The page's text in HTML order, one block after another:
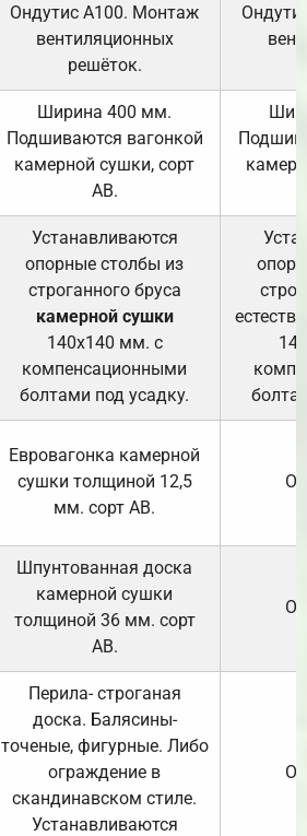
Ондутис А100. Монтаж
вентиляционных
решёток.
Ширина 400 мм.
Подшиваются вагонкой
камерной сушки, сорт
АВ.
Устанавливаются
опорные столбы из
строганного бруса
камерной сушки
140х140 мм. с
компенсационными
болтами под усадку.
Евровагонка камерной
сушки толщиной 12,5
мм. сорт АВ.
Шпунтованная доска
камерной сушки
толщиной 36 мм. сорт
АВ.
Перила- строганая
доска. Балясины-
точеные, фигурные. Либо
ограждение в
скандинавском стиле.
Устанавливаются